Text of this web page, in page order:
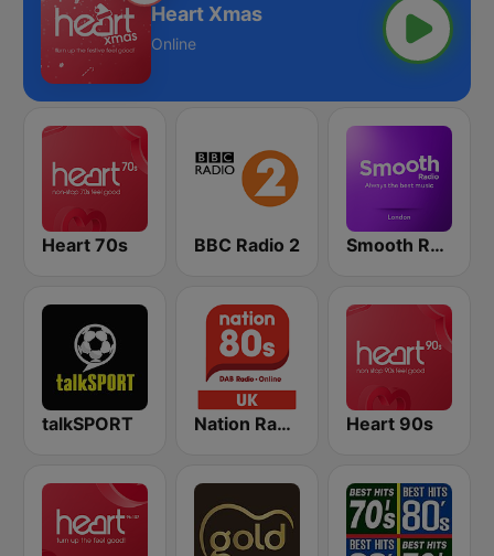
Heart Xmas
Online
Heart 70s BBC Radio 2 Smooth Radio London
talkSPORT Nation Radio 80s Heart 90s